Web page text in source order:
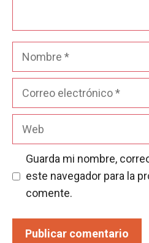
Nombre
Guarda mi nombre,
este navegador para la
comente.